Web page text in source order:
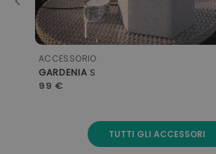
TENDAda sole rettangolare -
TENDA DA SOLE
TUTTI GLI ACCESSORI